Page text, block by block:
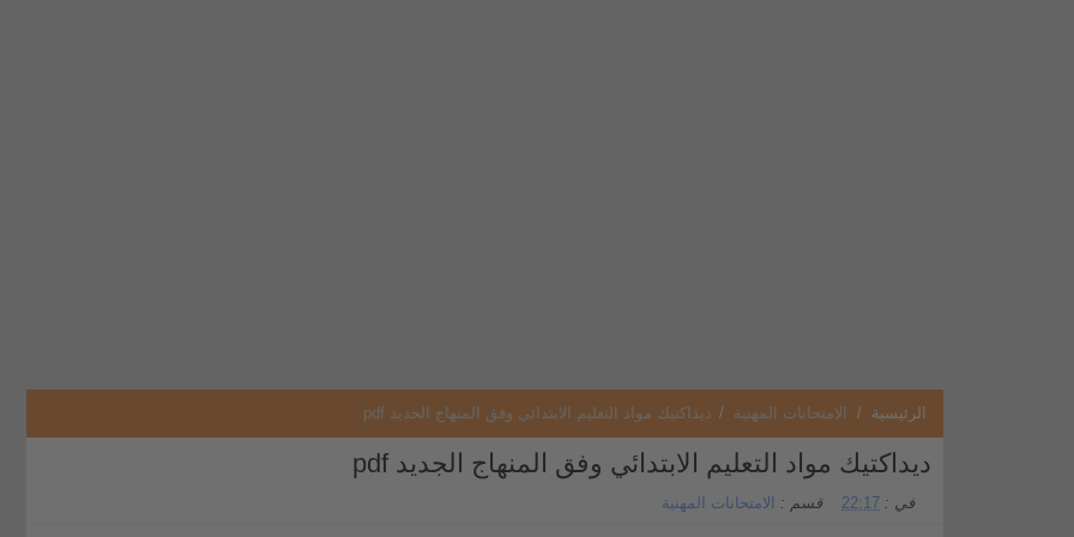
الرئيسية / الامتحانات المهنية / ديداكتيك مواد التعليم الابتدائي وفق المنهاج الجديد pdf
ديداكتيك مواد التعليم الابتدائي وفق المنهاج الجديد pdf
في : 22:17 قسم : الامتحانات المهنية